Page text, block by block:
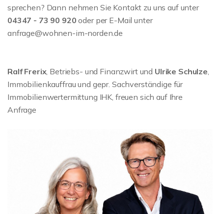
sprechen? Dann nehmen Sie Kontakt zu uns auf unter
04347 - 73 90 920 oder per E-Mail unter
anfrage@wohnen-im-norden.de
Ralf Frerix, Betriebs- und Finanzwirt und Ulrike Schulze,
Immobilienkauffrau und gepr. Sachverständige für
Immobilienwertermittung IHK, freuen sich auf Ihre
Anfrage